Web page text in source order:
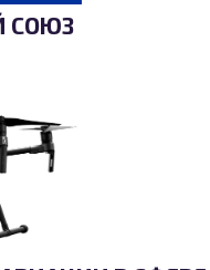
СОЮЗ